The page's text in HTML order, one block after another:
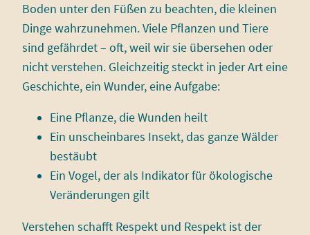
Boden unter den Füßen zu beachten, die kleinen
Dinge wahrzunehmen. Viele Pflanzen und Tiere
sind gefährdet – oft, weil wir sie übersehen oder
nicht verstehen. Gleichzeitig steckt in jeder Art eine
Geschichte, ein Wunder, eine Aufgabe:
Eine Pflanze, die Wunden heilt
Ein unscheinbares Insekt, das ganze Wälder
bestäubt
Ein Vogel, der als Indikator für ökologische
Veränderungen gilt
Verstehen schafft Respekt und Respekt ist der